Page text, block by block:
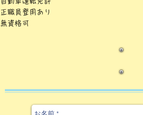
正職員登用あり
無資格可